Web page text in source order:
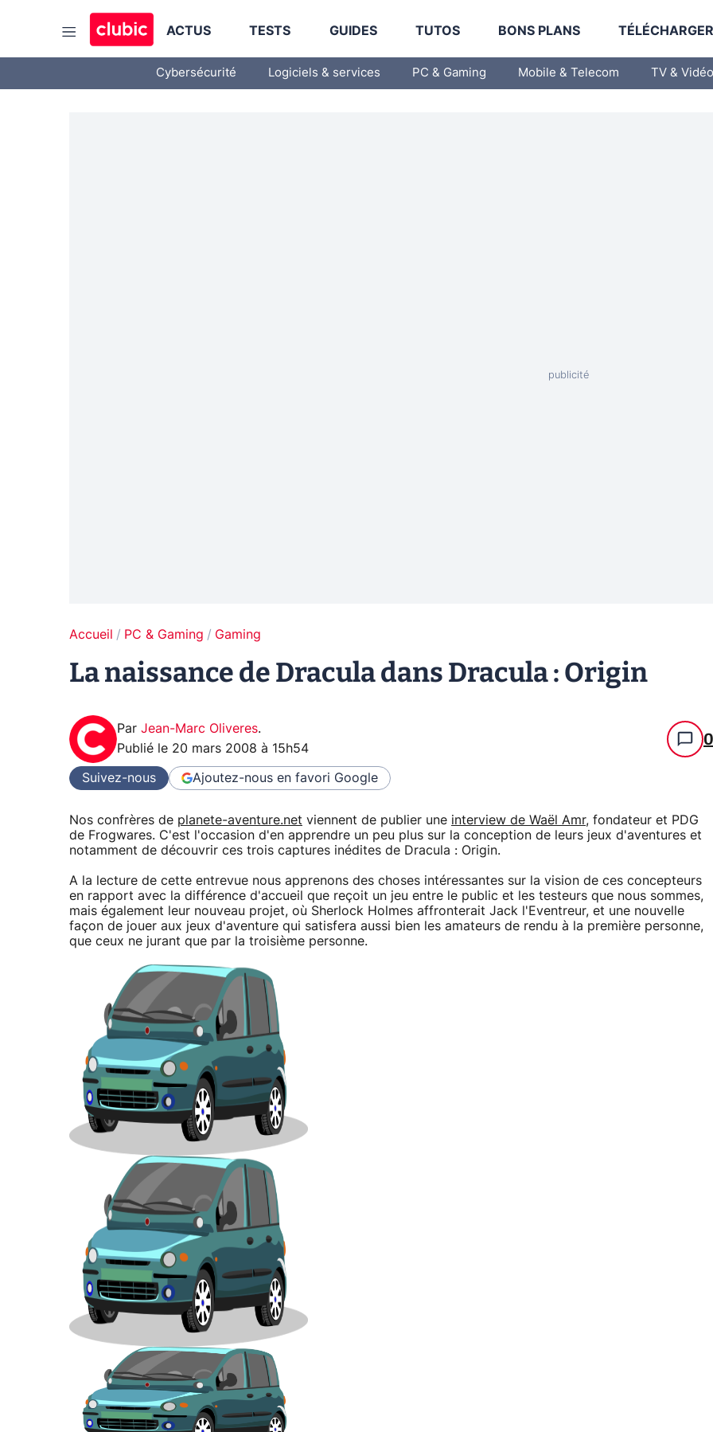
ACTUS TESTS GUIDES TUTOS BONS PLANS
Cybersécurité Logiciels & services PC & Gaming Mobile & Telecom TV & Vidéo
Accueil PC & Gaming Gaming
La naissance de Dracula dans Dracula : Origin
Par Jean-Marc Oliveres.
Publié le 20 mars 2008 à 15h54 0
Suivez-nous Ajoutez-nous en favori Google
Nos confrères de planete-aventure.net viennent de publier une interview de Waël Amr, fondateur et PDG
de Frogwares. C'est l'occasion d'en apprendre un peu plus sur la conception de leurs jeux d'aventures et
notamment de découvrir ces trois captures inédites de Dracula : Origin.
A la lecture de cette entrevue nous apprenons des choses intéressantes sur la vision de ces concepteurs
en rapport avec la différence d'accueil que reçoit un jeu entre le public et les testeurs que nous sommes,
mais également leur nouveau projet, où Sherlock Holmes affronterait Jack l'Eventreur, et une nouvelle
façon de jouer aux jeux d'aventure qui satisfera aussi bien les amateurs de rendu à la première personne,
que ceux ne jurant que par la troisième personne.